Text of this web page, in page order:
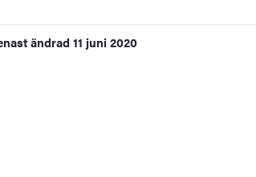
ändrad 11 juni 2020